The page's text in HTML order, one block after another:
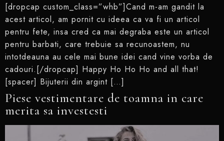
[dropcap custom_class=”whb”]Cand m-am gandit la
acest articol, am pornit cu ideea ca va fi un articol
pentru fete, insa cred ca mai degraba este un articol
pentru barbati, care trebuie sa recunoastem, nu
intotdeauna au cele mai bune idei cand vine vorba de
cadouri.[/dropcap] Happy Ho Ho Ho and all that!
[spacer] Bijuterii din argint […]
Piese vestimentare de toamna in care
merita sa investesti